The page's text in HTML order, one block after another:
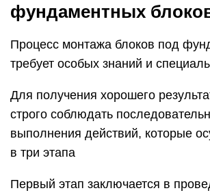
фундаментных
Процесс монтажа блоков под
требует особых знаний и
Для получения хорошего
строго соблюдать
выполнения действий, которые
в три этапа
Первый этап заключается в